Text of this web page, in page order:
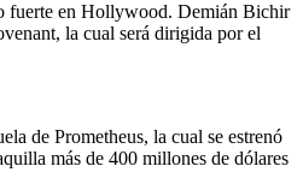
fuerte en Hollywood. Demián Bichir
la cual será dirigida por el
de Prometheus, la cual se estrenó
más de 400 millones de dólares